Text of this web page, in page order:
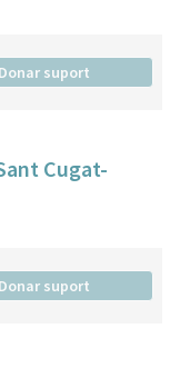
Donar suport
Cugat-
Donar suport